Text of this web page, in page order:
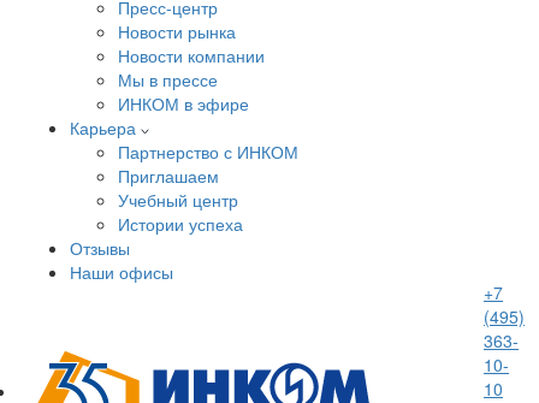
Пресс-центр
Новости рынка
Новости компании
Мы в прессе
ИНКОМ в эфире
Карьера
Партнерство с ИНКОМ
Приглашаем
Учебный центр
Истории успеха
Отзывы
Наши офисы
+7
(495)
363-
10-
10